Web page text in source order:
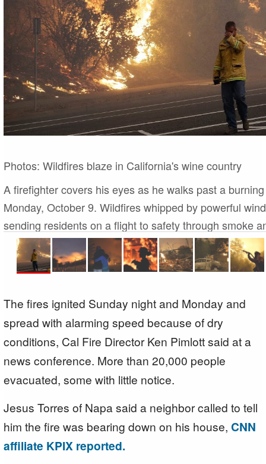
Photos: Wildfires blaze in California's wine country
A firefighter covers his eyes as he walks past a
Monday, October 9. Wildfires whipped by powerful
sending residents on a flight to safety through smoke
1 of 22
The fires ignited Sunday night and Monday and
spread with alarming speed because of dry
conditions, Cal Fire Director Ken Pimlott said at a
news conference. More than 20,000 people
evacuated, some with little notice.
Jesus Torres of Napa said a neighbor called to tell
him the fire was bearing down on his house, CNN
affiliate KPIX reported.